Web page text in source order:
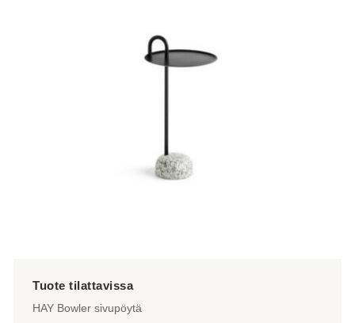
HAY Bowler sivupöytä